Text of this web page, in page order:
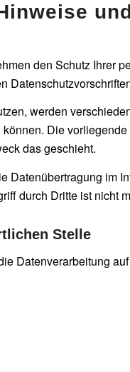
den Schutz Ihrer
werden
Die
das geschieht.
Datenübertragung im
durch Dritte ist nicht
Stelle
Datenverarbeitung